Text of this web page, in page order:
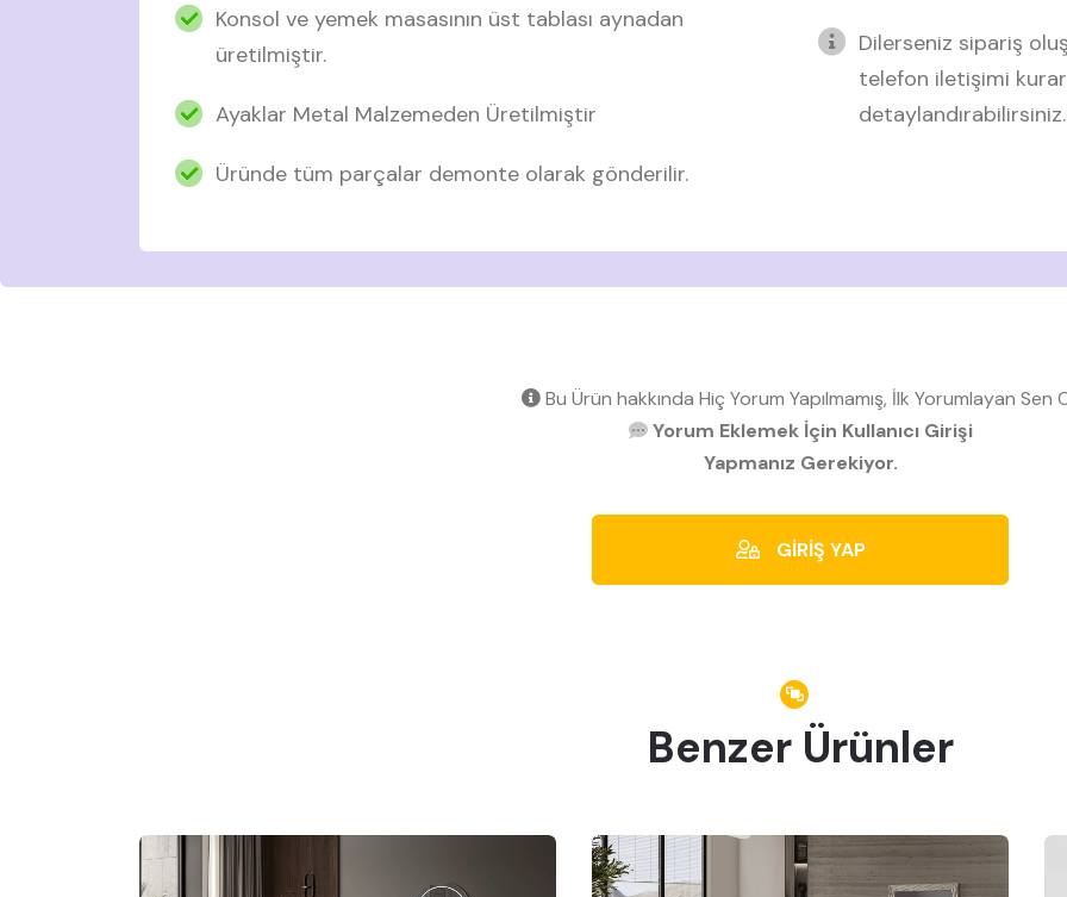
Konsol ve yemek masasının üst tablası aynadan
üretilmiştir.
Ayaklar Metal Malzemeden Üretilmiştir
Üründe tüm parçalar demonte olarak gönderilir.
Dilerseniz sipariş
telefon iletişimi
detaylandırabilirsiniz.
Bu Ürün hakkında Hiç Yorum Yapılmamış, İlk Yorumlayan Sen
Yorum Eklemek İçin Kullanıcı Girişi
Yapmanız Gerekiyor.
GİRİŞ YAP
Benzer Ürünler